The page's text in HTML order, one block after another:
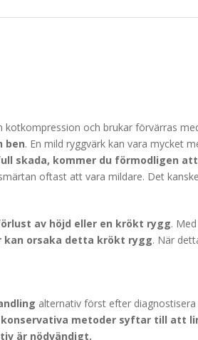
kotkompression och brukar förvärras
ben. En mild ryggvärk kan vara mycket
skada, kommer du förmodligen
oftast att vara mildare. Det
av höjd eller en krökt rygg.
orsaka detta krökt rygg. När
alternativ först efter
konservativa metoder syftar till att
är nödvändigt.